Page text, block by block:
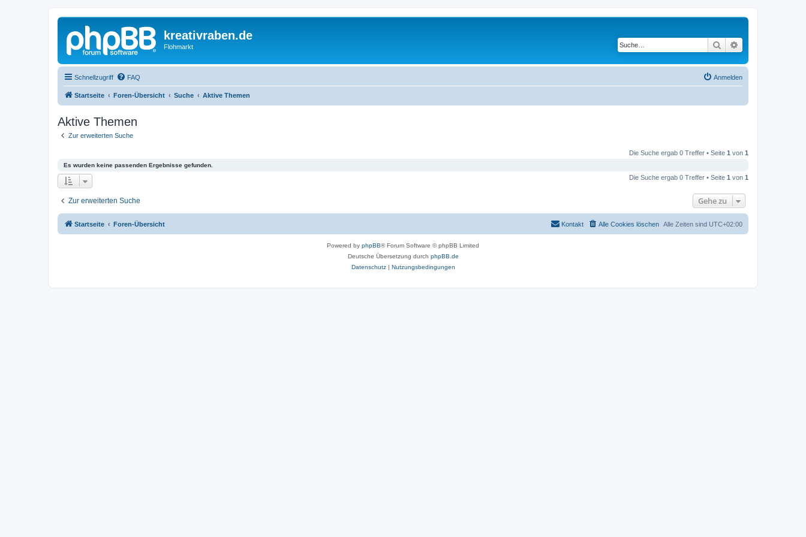
kreativraben.de
Flohmarkt Suche
Schnellzugriff FAQ Anmelden
Startseite Foren-Übersicht Suche Aktive Themen
Aktive Themen
Zur erweiterten Suche
Die Suche ergab 0 Treffer • Seite 1 von 1
Es wurden keine passenden Ergebnisse gefunden.
Die Suche ergab 0 Treffer • Seite 1 von 1
Zur erweiterten Suche Gehe zu
Startseite Foren-Übersicht Alle Zeiten sind UTC+02:00
Alle Cookies löschen
Kontakt
Powered by phpBB® Forum Software © phpBB Limited
Deutsche Übersetzung durch phpBB.de
Datenschutz| Nutzungsbedingungen